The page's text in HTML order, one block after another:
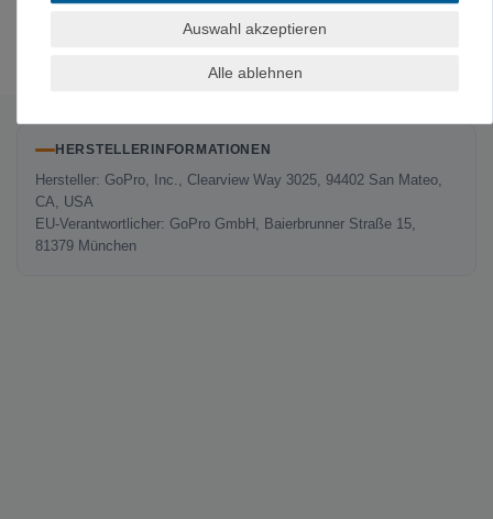
HERSTELLERINFORMATIONEN
Hersteller: GoPro, Inc., Clearview Way 3025, 94402 San Mateo,
CA, USA
EU-Verantwortlicher: GoPro GmbH, Baierbrunner Straße 15,
81379 München
Auswahl akzeptieren
Alle ablehnen